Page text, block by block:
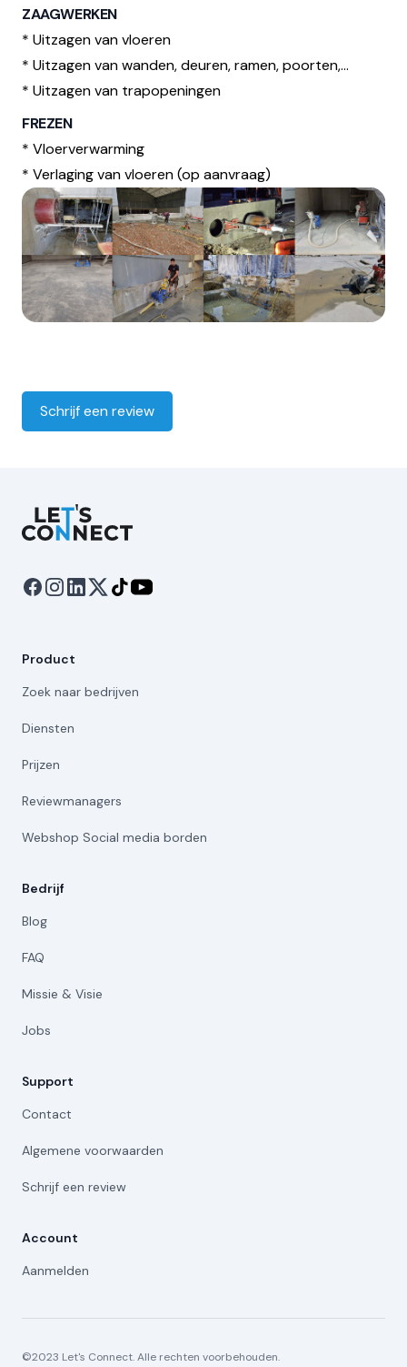
ZAAGWERKEN
* Uitzagen van vloeren
* Uitzagen van wanden, deuren, ramen, poorten,...
* Uitzagen van trapopeningen
FREZEN
* Vloerverwarming
* Verlaging van vloeren (op aanvraag)
Schrijf een review
Let's Connect
Product
Zoek naar bedrijven
Diensten
Prijzen
Reviewmanagers
Webshop Social media borden
Bedrijf
Blog
FAQ
Missie & Visie
Jobs
Support
Contact
Algemene voorwaarden
Schrijf een review
Account
Aanmelden
©2023 Let's Connect. Alle rechten voorbehouden.